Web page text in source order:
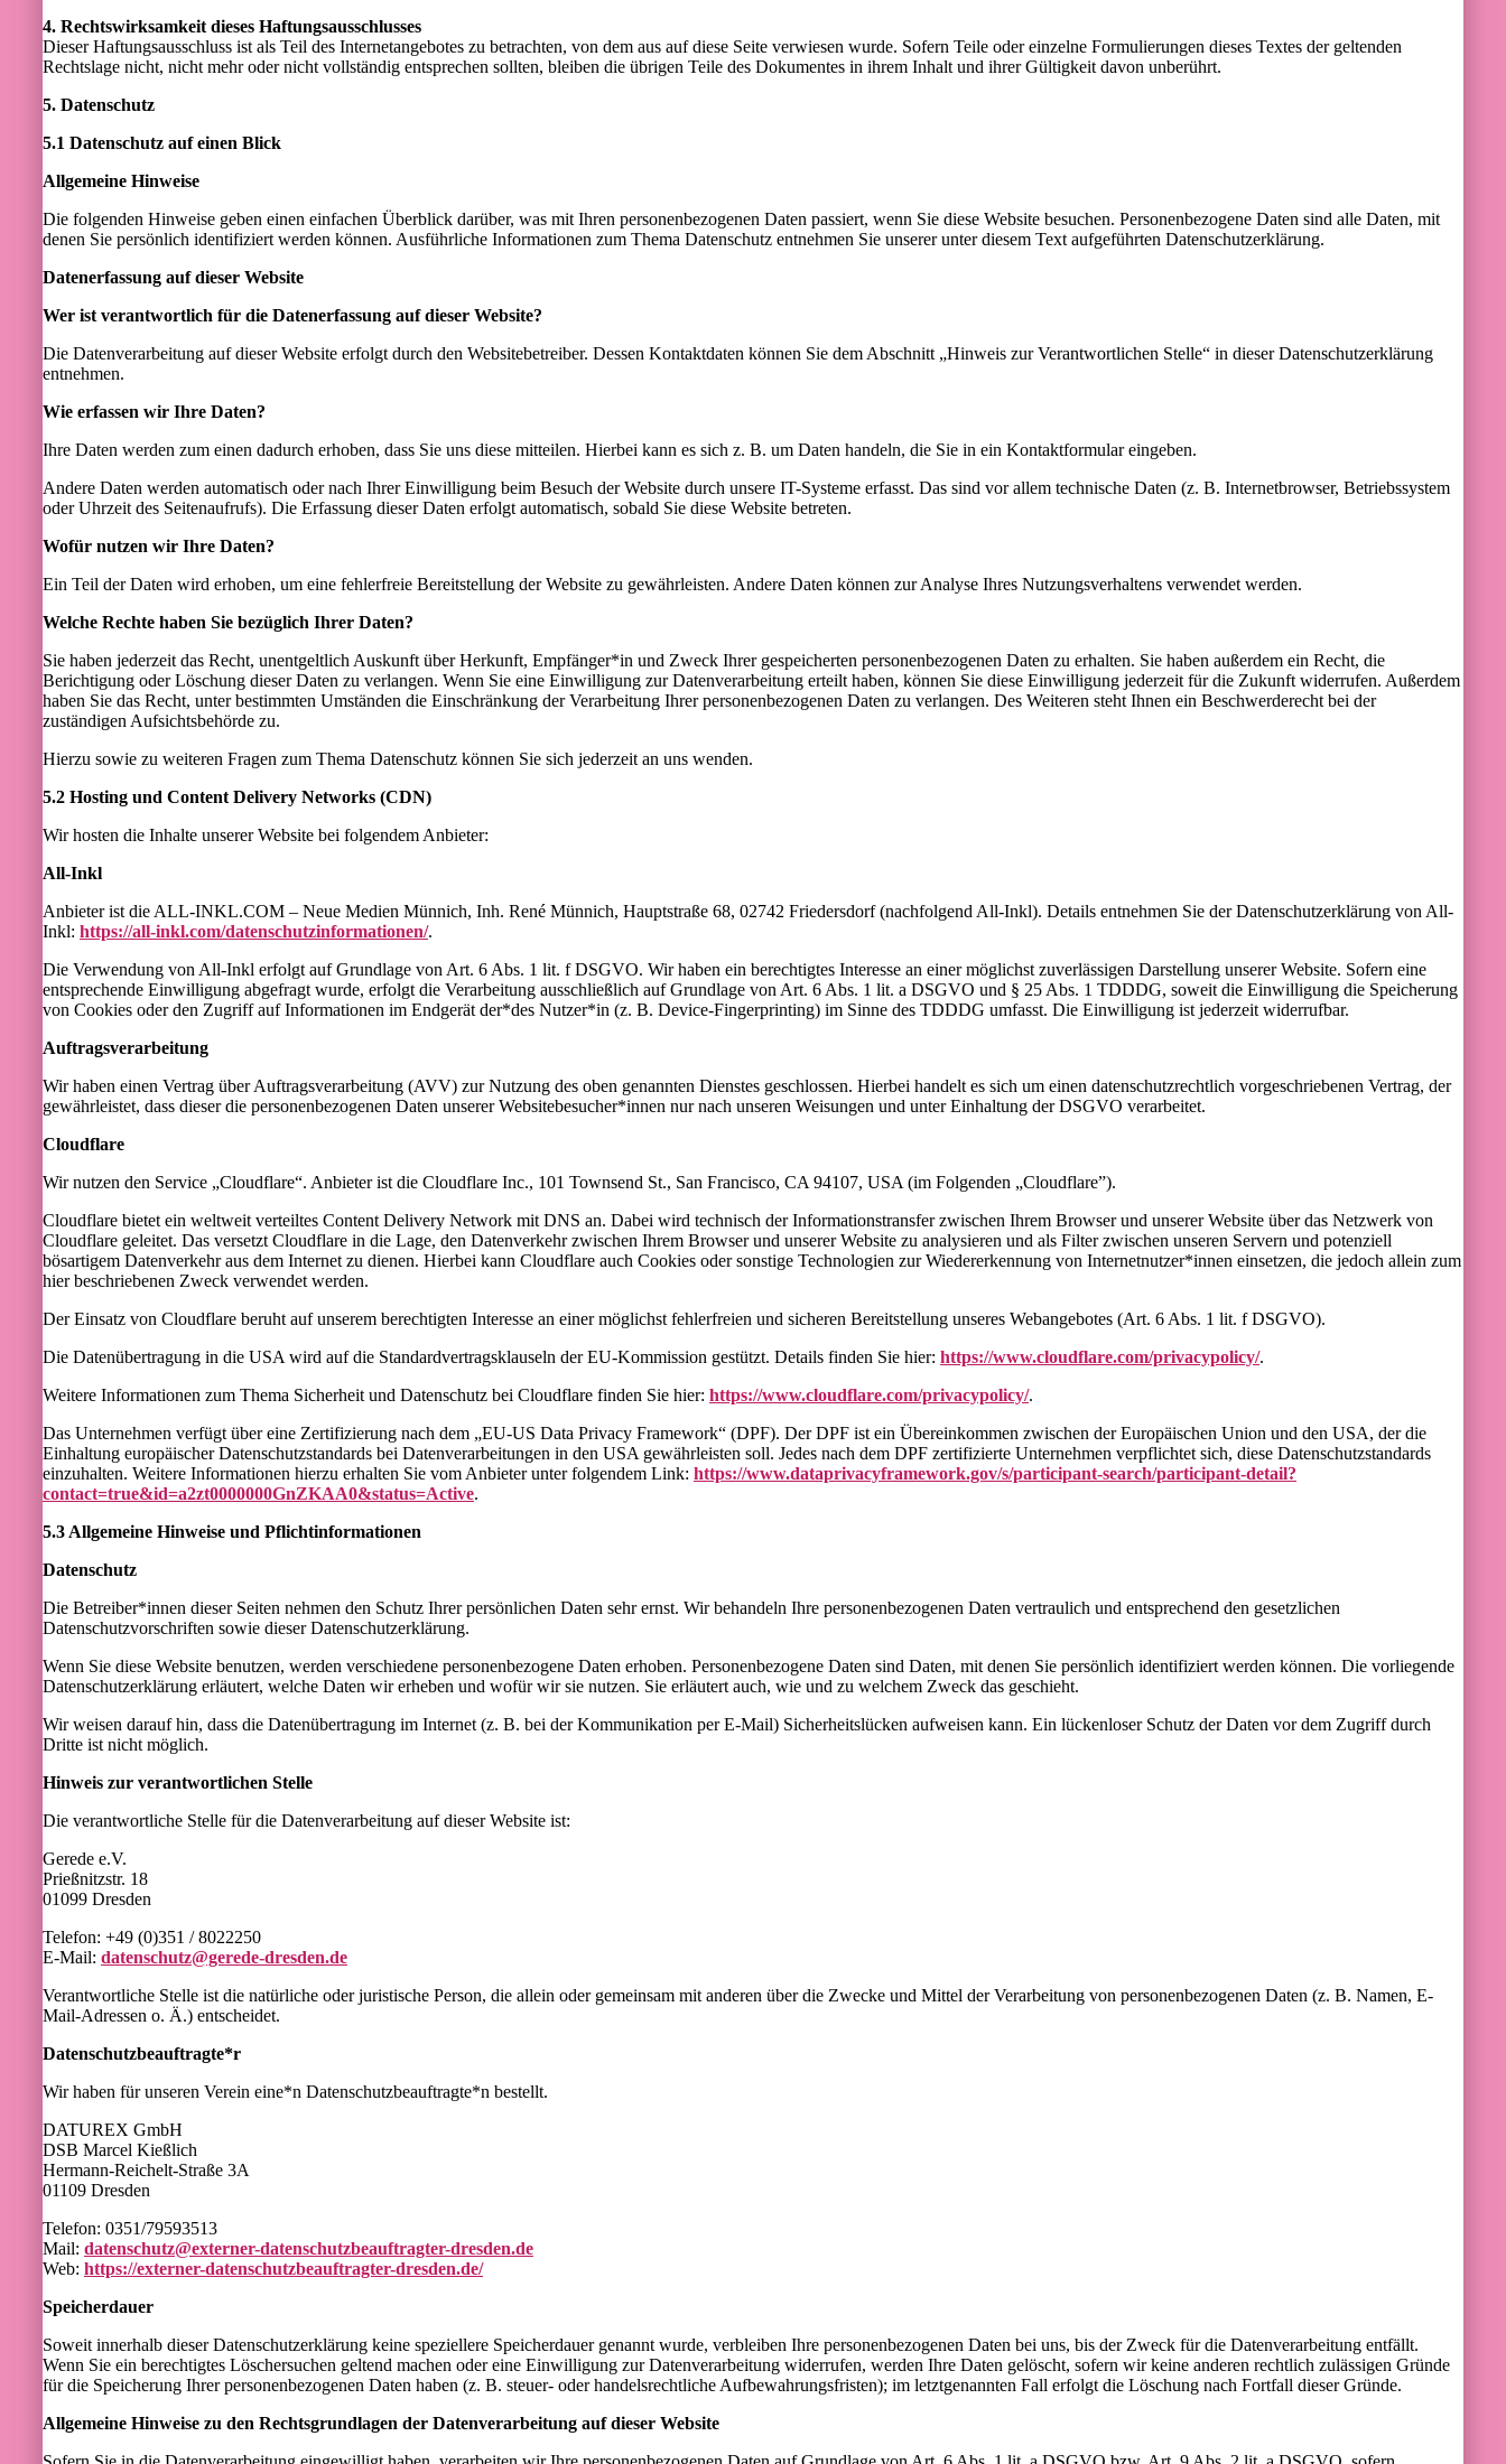
4. Rechtswirksamkeit dieses Haftungsausschlusses
Dieser Haftungsausschluss ist als Teil des Internetangebotes zu betrachten, von dem aus auf diese Seite verwiesen wurde. Sofern Teile oder einzelne Formulierungen dieses Textes der geltenden
Rechtslage nicht, nicht mehr oder nicht vollständig entsprechen sollten, bleiben die übrigen Teile des Dokumentes in ihrem Inhalt und ihrer Gültigkeit davon unberührt.
5. Datenschutz
5.1 Datenschutz auf einen Blick
Allgemeine Hinweise
Die folgenden Hinweise geben einen einfachen Überblick darüber, was mit Ihren personenbezogenen Daten passiert, wenn Sie diese Website besuchen. Personenbezogene Daten sind alle Daten, mit
denen Sie persönlich identifiziert werden können. Ausführliche Informationen zum Thema Datenschutz entnehmen Sie unserer unter diesem Text aufgeführten Datenschutzerklärung.
Datenerfassung auf dieser Website
Wer ist verantwortlich für die Datenerfassung auf dieser Website?
Die Datenverarbeitung auf dieser Website erfolgt durch den Websitebetreiber. Dessen Kontaktdaten können Sie dem Abschnitt „Hinweis zur Verantwortlichen Stelle“ in dieser Datenschutzerklärung
entnehmen.
Wie erfassen wir Ihre Daten?
Ihre Daten werden zum einen dadurch erhoben, dass Sie uns diese mitteilen. Hierbei kann es sich z. B. um Daten handeln, die Sie in ein Kontaktformular eingeben.
Andere Daten werden automatisch oder nach Ihrer Einwilligung beim Besuch der Website durch unsere IT-Systeme erfasst. Das sind vor allem technische Daten (z. B. Internetbrowser, Betriebssystem
oder Uhrzeit des Seitenaufrufs). Die Erfassung dieser Daten erfolgt automatisch, sobald Sie diese Website betreten.
Wofür nutzen wir Ihre Daten?
Ein Teil der Daten wird erhoben, um eine fehlerfreie Bereitstellung der Website zu gewährleisten. Andere Daten können zur Analyse Ihres Nutzungsverhaltens verwendet werden.
Welche Rechte haben Sie bezüglich Ihrer Daten?
Sie haben jederzeit das Recht, unentgeltlich Auskunft über Herkunft, Empfänger*in und Zweck Ihrer gespeicherten personenbezogenen Daten zu erhalten. Sie haben außerdem ein Recht, die
Berichtigung oder Löschung dieser Daten zu verlangen. Wenn Sie eine Einwilligung zur Datenverarbeitung erteilt haben, können Sie diese Einwilligung jederzeit für die Zukunft widerrufen. Außerdem
haben Sie das Recht, unter bestimmten Umständen die Einschränkung der Verarbeitung Ihrer personenbezogenen Daten zu verlangen. Des Weiteren steht Ihnen ein Beschwerderecht bei der
zuständigen Aufsichtsbehörde zu.
Hierzu sowie zu weiteren Fragen zum Thema Datenschutz können Sie sich jederzeit an uns wenden.
5.2 Hosting und Content Delivery Networks (CDN)
Wir hosten die Inhalte unserer Website bei folgendem Anbieter:
All-Inkl
Anbieter ist die ALL-INKL.COM – Neue Medien Münnich, Inh. René Münnich, Hauptstraße 68, 02742 Friedersdorf (nachfolgend All-Inkl). Details entnehmen Sie der Datenschutzerklärung von All-
Inkl: https://all-inkl.com/datenschutzinformationen/.
Die Verwendung von All-Inkl erfolgt auf Grundlage von Art. 6 Abs. 1 lit. f DSGVO. Wir haben ein berechtigtes Interesse an einer möglichst zuverlässigen Darstellung unserer Website. Sofern eine
entsprechende Einwilligung abgefragt wurde, erfolgt die Verarbeitung ausschließlich auf Grundlage von Art. 6 Abs. 1 lit. a DSGVO und § 25 Abs. 1 TDDDG, soweit die Einwilligung die Speicherung
von Cookies oder den Zugriff auf Informationen im Endgerät der*des Nutzer*in (z. B. Device-Fingerprinting) im Sinne des TDDDG umfasst. Die Einwilligung ist jederzeit widerrufbar.
Auftragsverarbeitung
Wir haben einen Vertrag über Auftragsverarbeitung (AVV) zur Nutzung des oben genannten Dienstes geschlossen. Hierbei handelt es sich um einen datenschutzrechtlich vorgeschriebenen Vertrag, der
gewährleistet, dass dieser die personenbezogenen Daten unserer Websitebesucher*innen nur nach unseren Weisungen und unter Einhaltung der DSGVO verarbeitet.
Cloudflare
Wir nutzen den Service „Cloudflare“. Anbieter ist die Cloudflare Inc., 101 Townsend St., San Francisco, CA 94107, USA (im Folgenden „Cloudflare”).
Cloudflare bietet ein weltweit verteiltes Content Delivery Network mit DNS an. Dabei wird technisch der Informationstransfer zwischen Ihrem Browser und unserer Website über das Netzwerk von
Cloudflare geleitet. Das versetzt Cloudflare in die Lage, den Datenverkehr zwischen Ihrem Browser und unserer Website zu analysieren und als Filter zwischen unseren Servern und potenziell
bösartigem Datenverkehr aus dem Internet zu dienen. Hierbei kann Cloudflare auch Cookies oder sonstige Technologien zur Wiedererkennung von Internetnutzer*innen einsetzen, die jedoch allein zum
hier beschriebenen Zweck verwendet werden.
Der Einsatz von Cloudflare beruht auf unserem berechtigten Interesse an einer möglichst fehlerfreien und sicheren Bereitstellung unseres Webangebotes (Art. 6 Abs. 1 lit. f DSGVO).
Die Datenübertragung in die USA wird auf die Standardvertragsklauseln der EU-Kommission gestützt. Details finden Sie hier: https://www.cloudflare.com/privacypolicy/.
Weitere Informationen zum Thema Sicherheit und Datenschutz bei Cloudflare finden Sie hier: https://www.cloudflare.com/privacypolicy/.
Das Unternehmen verfügt über eine Zertifizierung nach dem „EU-US Data Privacy Framework“ (DPF). Der DPF ist ein Übereinkommen zwischen der Europäischen Union und den USA, der die
Einhaltung europäischer Datenschutzstandards bei Datenverarbeitungen in den USA gewährleisten soll. Jedes nach dem DPF zertifizierte Unternehmen verpflichtet sich, diese Datenschutzstandards
einzuhalten. Weitere Informationen hierzu erhalten Sie vom Anbieter unter folgendem Link: https://www.dataprivacyframework.gov/s/participant-search/participant-detail?
contact=true&id=a2zt0000000GnZKAA0&status=Active.
5.3 Allgemeine Hinweise und Pflicht­informationen
Datenschutz
Die Betreiber*innen dieser Seiten nehmen den Schutz Ihrer persönlichen Daten sehr ernst. Wir behandeln Ihre personenbezogenen Daten vertraulich und entsprechend den gesetzlichen
Datenschutzvorschriften sowie dieser Datenschutzerklärung.
Wenn Sie diese Website benutzen, werden verschiedene personenbezogene Daten erhoben. Personenbezogene Daten sind Daten, mit denen Sie persönlich identifiziert werden können. Die vorliegende
Datenschutzerklärung erläutert, welche Daten wir erheben und wofür wir sie nutzen. Sie erläutert auch, wie und zu welchem Zweck das geschieht.
Wir weisen darauf hin, dass die Datenübertragung im Internet (z. B. bei der Kommunikation per E-Mail) Sicherheitslücken aufweisen kann. Ein lückenloser Schutz der Daten vor dem Zugriff durch
Dritte ist nicht möglich.
Hinweis zur verantwortlichen Stelle
Die verantwortliche Stelle für die Datenverarbeitung auf dieser Website ist:
Gerede e.V.
Prießnitzstr. 18
01099 Dresden
Telefon: +49 (0)351 / 8022250
E-Mail: datenschutz@gerede-dresden.de
Verantwortliche Stelle ist die natürliche oder juristische Person, die allein oder gemeinsam mit anderen über die Zwecke und Mittel der Verarbeitung von personenbezogenen Daten (z. B. Namen, E-
Mail-Adressen o. Ä.) entscheidet.
Datenschutzbeauftragte*r
Wir haben für unseren Verein eine*n Datenschutzbeauftragte*n bestellt.
DATUREX GmbH
DSB Marcel Kießlich
Hermann-Reichelt-Straße 3A
01109 Dresden
Telefon: 0351/79593513
Mail: datenschutz@externer-datenschutzbeauftragter-dresden.de
Web: https://externer-datenschutzbeauftragter-dresden.de/
Speicherdauer
Soweit innerhalb dieser Datenschutzerklärung keine speziellere Speicherdauer genannt wurde, verbleiben Ihre personenbezogenen Daten bei uns, bis der Zweck für die Datenverarbeitung entfällt.
Wenn Sie ein berechtigtes Löschersuchen geltend machen oder eine Einwilligung zur Datenverarbeitung widerrufen, werden Ihre Daten gelöscht, sofern wir keine anderen rechtlich zulässigen Gründe
für die Speicherung Ihrer personenbezogenen Daten haben (z. B. steuer- oder handelsrechtliche Aufbewahrungsfristen); im letztgenannten Fall erfolgt die Löschung nach Fortfall dieser Gründe.
Allgemeine Hinweise zu den Rechtsgrundlagen der Datenverarbeitung auf dieser Website